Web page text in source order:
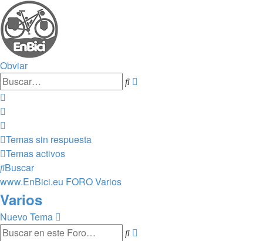
Obviar
Buscar
Temas sin respuesta
Temas activos
Buscar
www.EnBici.eu FOROVarios
Varios
Nuevo Tema
Buscar